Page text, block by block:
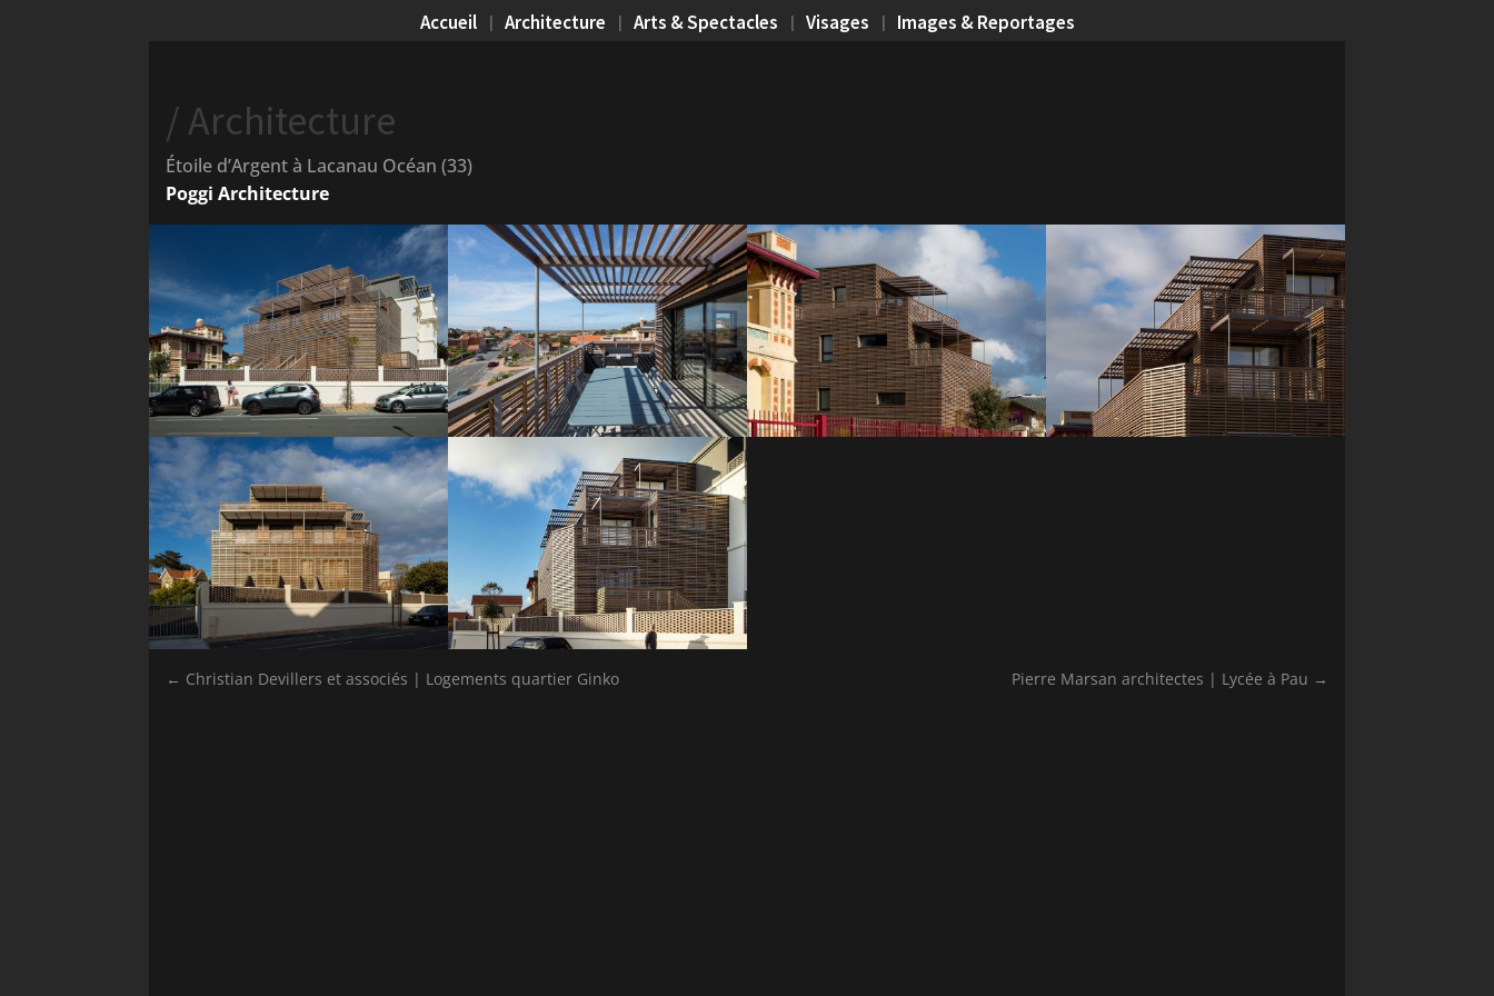
Accueil Architecture Arts & Spectacles Visages Images & Reportages
/ Architecture
Étoile d’Argent à Lacanau Océan (33)
Poggi Architecture
← Christian Devillers et associés | Logements quartier Ginko Pierre Marsan architectes | Lycée à Pau →